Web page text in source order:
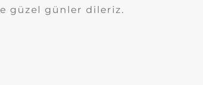
güzel günler dileriz.